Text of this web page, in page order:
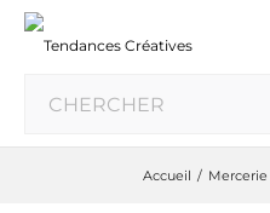
Accueil Mercerie